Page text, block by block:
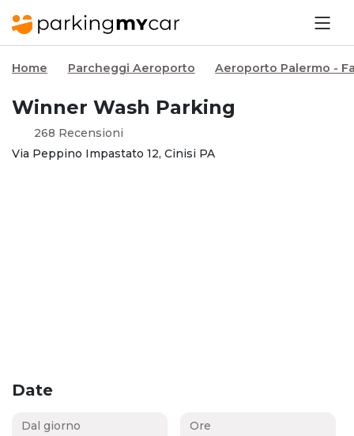
Home Parcheggi Aeroporto Aeroporto Palermo -
Winner Wash Parking
268 Recensioni
Via Peppino Impastato 12, Cinisi PA
Date
Dal giorno Ore